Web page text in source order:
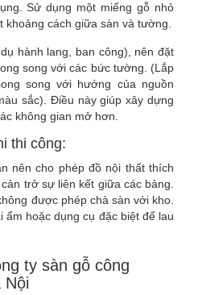
Sử dụng một miếng gỗ nhỏ
khoảng cách giữa sàn và tường.
hành lang, ban công), nên đặt
song với các bức tường. (Lắp
song với hướng của nguồn
sắc). Điều này giúp xây dựng
không gian mở hơn.
thi công:
nên cho phép đồ nội thất thích
trở sự liên kết giữa các bảng.
được phép chà sàn với kho.
ẩm hoặc dụng cụ đặc biệt để lau
ty sàn gỗ công
Nội